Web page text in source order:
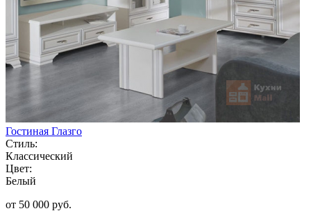
Гостиная Глазго
Стиль:
Классический
Цвет:
Белый
от 50 000 руб.